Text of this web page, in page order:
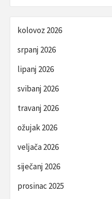
kolovoz 2026
srpanj 2026
lipanj 2026
svibanj 2026
travanj 2026
ožujak 2026
veljača 2026
siječanj 2026
prosinac 2025